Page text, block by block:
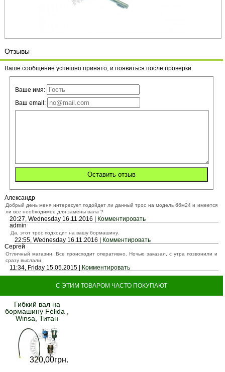
Отзывы
Ваше сообщение успешно принято, и появиться после проверки.
Ваше имя:
Ваш email:
Александр
Добрый день меня интересует подойдет ли данный трос на модель ббм24 и имеется
ли все необходимое для замены вала ?
20:27, Wednesday 16.11.2016 |
Комментировать
admin
Да, этот трос подходит на вашу бормашину.
22:55, Wednesday 16.11.2016 |
Комментировать
Сергей
Отличный магазин. Все происходит оперативно. Ночью заказал, с утра позвонили и
сразу выслали.
11:34, Friday 15.05.2015 | Комментировать
С ЭТИМ ТОВАРОМ ЧАСТО ПОКУПАЮТ
Гибкий вал на
бормашину Felida ,
Winsa, Титан
320,00грн.